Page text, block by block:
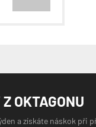
OKTAGONU
a získáte náskok při